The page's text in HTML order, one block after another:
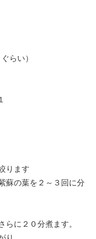
らい）
ります
蘇の葉を２～３回に分
らに２０分煮ます。